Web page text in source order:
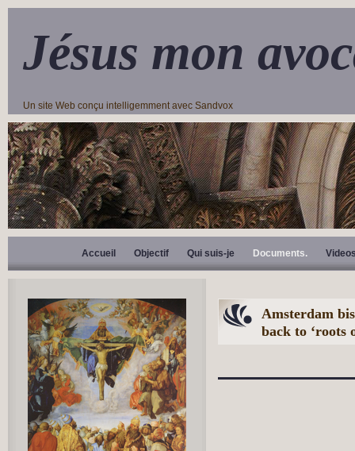
Jésus mon
Un site Web conçu intelligemment avec Sandvox
Accueil Objectif Qui suis-je Documents.
Amsterdam
back to